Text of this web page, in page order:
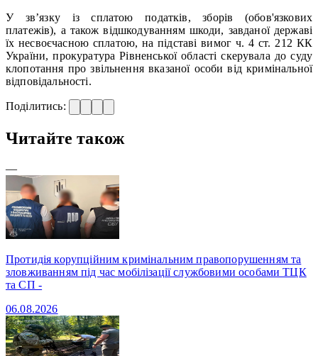
У зв’язку із сплатою податків, зборів (обов'язкових
платежів), а також відшкодуванням шкоди, завданої державі
їх несвоєчасною сплатою, на підставі вимог ч. 4 ст. 212 КК
України, прокуратура Рівненської області скерувала до суду
клопотання про звільнення вказаної особи від кримінальної
відповідальності.
Поділитись:
Читайте також
—
Протидія корупційним кримінальним правопорушенням та
зловживанням під час мобілізації службовими особами ТЦК
та СП -
06.08.2026